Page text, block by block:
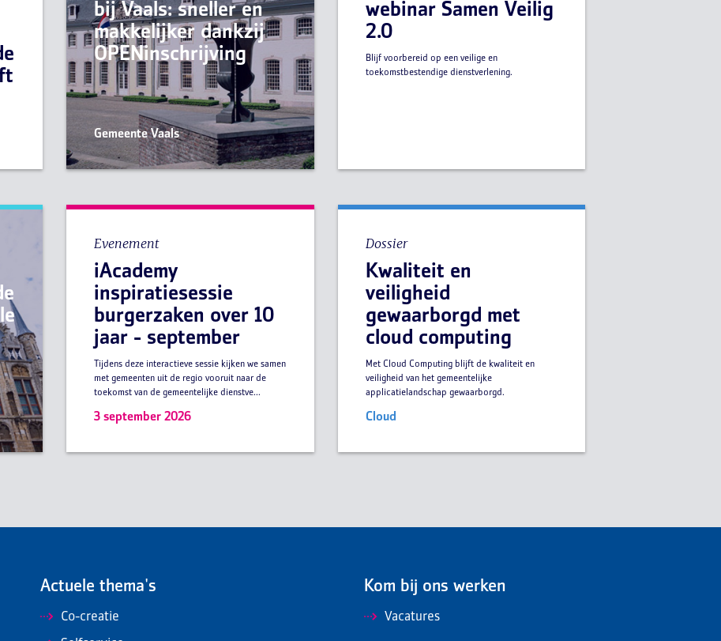
bij Vaals: sneller en
makkelijker dankzij
OPENinschrijving
Gemeente Vaals
webinar Samen Veilig
2.0
Blijf voorbereid op een veilige en
toekomstbestendige dienstverlening.
Evenement
iAcademy
inspiratiesessie
burgerzaken over 10
jaar - september
Tijdens deze interactieve sessie kijken we samen
met gemeenten uit de regio vooruit naar de
toekomst van de gemeentelijke dienstve...
3 september 2026
Dossier
Kwaliteit en
veiligheid
gewaarborgd met
cloud computing
Met Cloud Computing blijft de kwaliteit en
veiligheid van het gemeentelijke
applicatielandschap gewaarborgd.
Cloud
Actuele thema's
Co-creatie
Kom bij ons werken
Vacatures